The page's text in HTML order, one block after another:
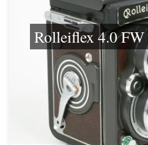
Rolleiflex 4.0 FW